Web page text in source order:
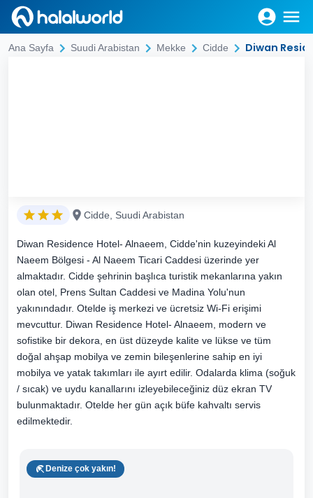
Ana Sayfa Suudi Arabistan Mekke Cidde Diwan
Cidde, Suudi Arabistan
Diwan Residence Hotel- Alnaeem, Cidde'nin kuzeyindeki Al
Naeem Bölgesi - Al Naeem Ticari Caddesi üzerinde yer
almaktadır. Cidde şehrinin başlıca turistik mekanlarına yakın
olan otel, Prens Sultan Caddesi ve Madina Yolu'nun
yakınındadır. Otelde iş merkezi ve ücretsiz Wi-Fi erişimi
mevcuttur. Diwan Residence Hotel- Alnaeem, modern ve
sofistike bir dekora, en üst düzeyde kalite ve lükse ve tüm
doğal ahşap mobilya ve zemin bileşenlerine sahip en iyi
mobilya ve yatak takımları ile ayırt edilir. Odalarda klima (soğuk
/ sıcak) ve uydu kanallarını izleyebileceğiniz düz ekran TV
bulunmaktadır. Otelde her gün açık büfe kahvaltı servis
edilmektedir.
Denize çok yakın!